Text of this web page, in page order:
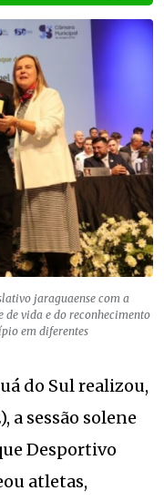
jaraguaense com a
de vida e do reconhecimento
em diferentes
do Sul realizou,
a sessão solene
Desportivo
atletas,